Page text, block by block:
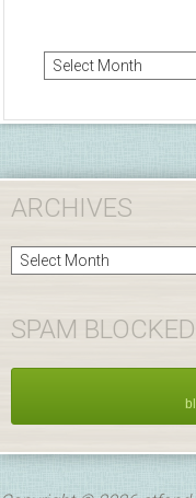
Arc
ARCHIVES
Archives
SPAM BLOCKED